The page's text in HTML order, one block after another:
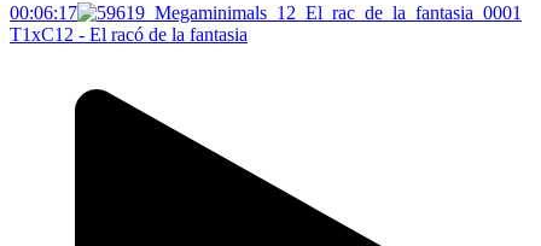
00:06:17
T1xC12 - El racó de la fantasia